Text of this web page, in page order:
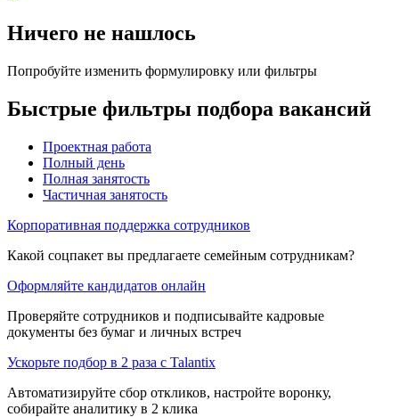
Ничего не нашлось
Попробуйте изменить формулировку или фильтры
Быстрые фильтры подбора вакансий
Проектная работа
Полный день
Полная занятость
Частичная занятость
Корпоративная поддержка сотрудников
Какой соцпакет вы предлагаете семейным сотрудникам?
Оформляйте кандидатов онлайн
Проверяйте сотрудников и подписывайте кадровые
документы без бумаг и личных встреч
Ускорьте подбор в 2 раза с Talantix
Автоматизируйте сбор откликов, настройте воронку,
собирайте аналитику в 2 клика